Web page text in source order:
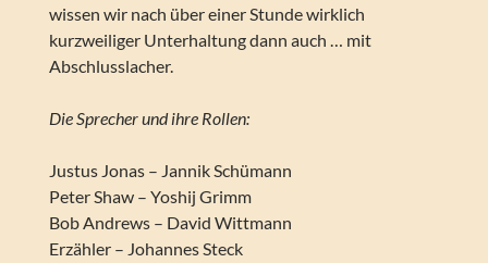
wissen wir nach über einer Stunde wirklich
kurzweiliger Unterhaltung dann auch … mit
Abschlusslacher.
Die Sprecher und ihre Rollen:
Justus Jonas – Jannik Schümann
Peter Shaw – Yoshij Grimm
Bob Andrews – David Wittmann
Erzähler – Johannes Steck